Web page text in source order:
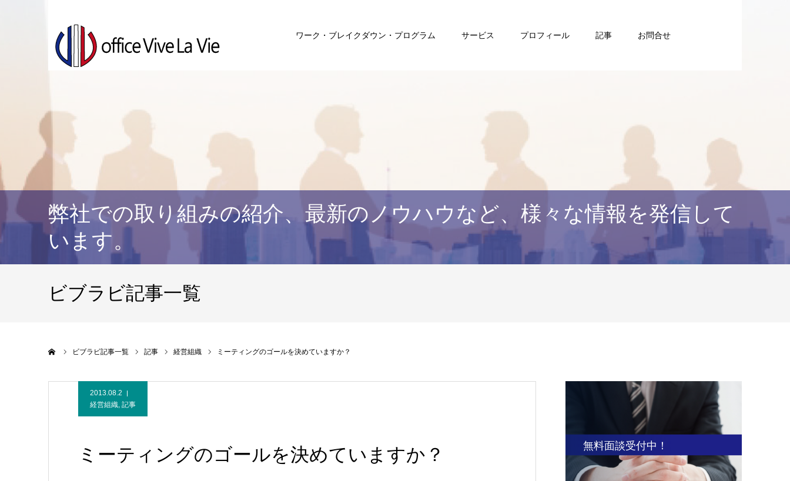
ワーク・ブレイクダウン・プログラム サービス プロフィール 記事 お問合せ
弊社での取り組みの紹介、最新のノウハウなど、様々な情報を発信して
います。
ビブラビ記事一覧
ビブラビ記事一覧 記事 経営組織 ミーティングのゴールを決めていますか？
2013.08.2
経営組織, 記事
ミーティングのゴールを決めていますか？ 無料面談受付中！